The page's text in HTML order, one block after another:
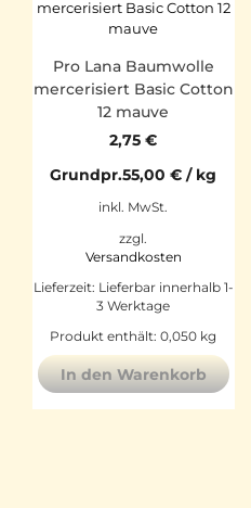
Pro Lana Baumwolle
mercerisiert Basic Cotton
12 mauve
2,75€
Grundpr.55,00€ / kg
inkl. MwSt.
zzgl.
Versandkosten
Lieferzeit: Lieferbar innerhalb 1-
3 Werktage
Produkt enthält: 0,050 kg
In den Warenkorb